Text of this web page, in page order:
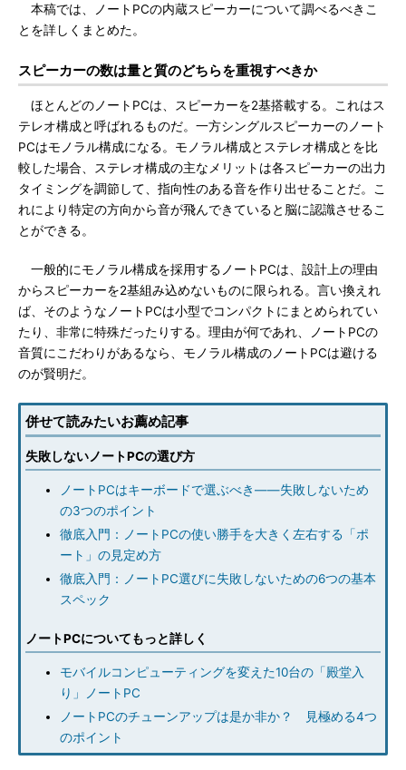
本稿では、ノートPCの内蔵スピーカーについて調べるべきこ
とを詳しくまとめた。
スピーカーの数は量と質のどちらを重視すべきか
ほとんどのノートPCは、スピーカーを2基搭載する。これはス
テレオ構成と呼ばれるものだ。一方シングルスピーカーのノート
PCはモノラル構成になる。モノラル構成とステレオ構成とを比
較した場合、ステレオ構成の主なメリットは各スピーカーの出力
タイミングを調節して、指向性のある音を作り出せることだ。こ
れにより特定の方向から音が飛んできていると脳に認識させるこ
とができる。
一般的にモノラル構成を採用するノートPCは、設計上の理由
からスピーカーを2基組み込めないものに限られる。言い換えれ
ば、そのようなノートPCは小型でコンパクトにまとめられてい
たり、非常に特殊だったりする。理由が何であれ、ノートPCの
音質にこだわりがあるなら、モノラル構成のノートPCは避ける
のが賢明だ。
併せて読みたいお薦め記事
失敗しないノートPCの選び方
ノートPCはキーボードで選ぶべき――失敗しないため
の3つのポイント
徹底入門：ノートPCの使い勝手を大きく左右する「ポ
ート」の見定め方
徹底入門：ノートPC選びに失敗しないための6つの基本
スペック
ノートPCについてもっと詳しく
モバイルコンピューティングを変えた10台の「殿堂入
り」ノートPC
ノートPCのチューンアップは是か非か？ 見極める4つ
のポイント